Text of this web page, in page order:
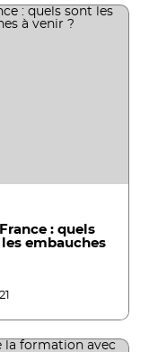
: quels
embauches